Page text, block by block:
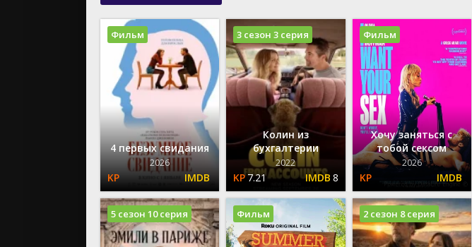
2010
4 первых свидания
2026
Фильм
Колин из
бухгалтерии
2022
7.21 8
3 сезон 3 серия
Хочу заняться с
тобой сексом
2026
Фильм
5 сезон 10 серия Фильм 2 сезон 8 серия